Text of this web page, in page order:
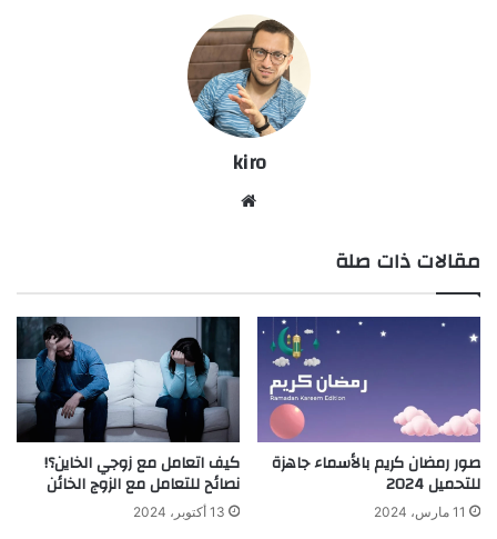
kiro
مقالات ذات صلة
صور رمضان كريم بالأسماء جاهزة
للتحميل 2024
11 مارس، 2024
كيف اتعامل مع زوجي الخاين؟!
نصائح للتعامل مع الزوج الخائن
13 أكتوبر، 2024